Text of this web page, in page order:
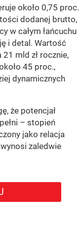
około 0,75 proc.
dodanej brutto,
w całym łańcuchu
i detal. Wartość
mld zł rocznie,
45 proc.,
dynamicznych
że potencjał
– stopień
jako relacja
zaledwie